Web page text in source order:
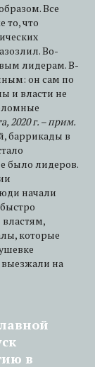
Все
то, что
Во-
лидерам. В-
он сам по
и власти не
2020 г. – прим.
баррикады в
было лидеров.
начали
которые
выезжали на
в